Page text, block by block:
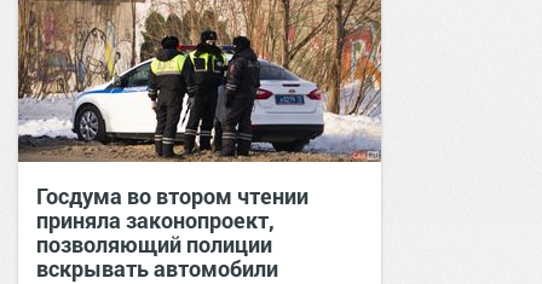
Госдума во втором чтении
приняла законопроект,
позволяющий полиции
вскрывать автомобили